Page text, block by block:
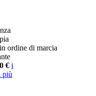
ordine di marcia
€ i
più